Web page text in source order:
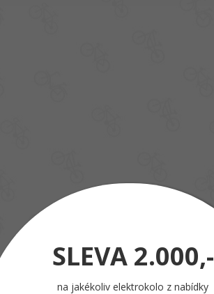
SLEVA 2.000,-
na jakékoliv elektrokolo z nabídky